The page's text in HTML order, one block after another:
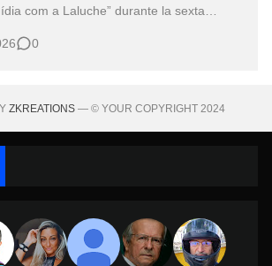
com a Laluche” durante la sexta
importantes de Brasil. En medio del
0
ZKREATIONS— © YOUR COPYRIGHT 2024